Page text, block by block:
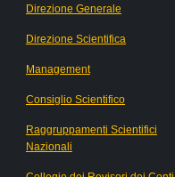
Direzione Generale
Direzione Scientifica
Management
Consiglio Scientifico
Raggruppamenti Scientifici
Nazionali